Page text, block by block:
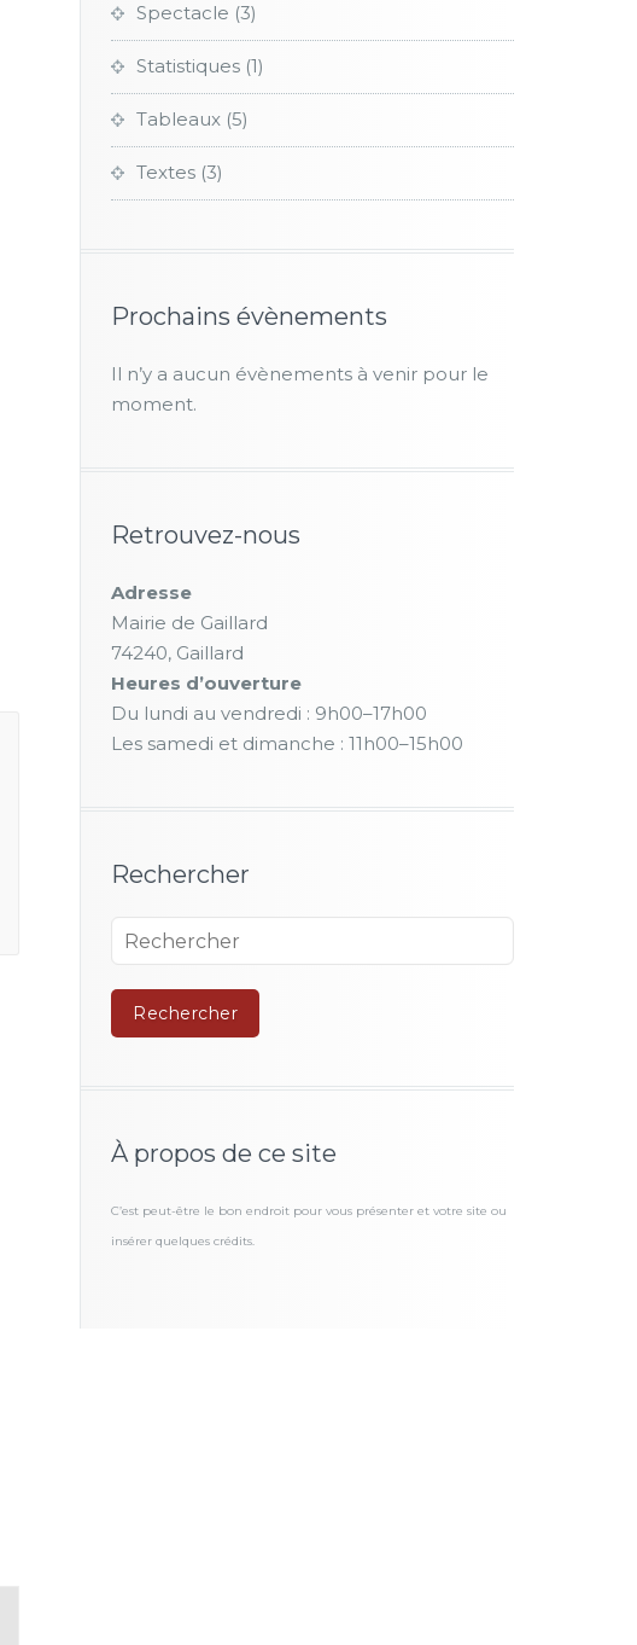
Spectacle (3)
Statistiques (1)
Tableaux (5)
Textes (3)
Prochains évènements
Il n’y a aucun évènements à venir pour le
moment.
Retrouvez-nous
Adresse
Mairie de Gaillard
74240, Gaillard
Heures d’ouverture
Du lundi au vendredi : 9h00–17h00
Les samedi et dimanche : 11h00–15h00
Rechercher
À propos de ce site
C’est peut-être le bon endroit pour vous présenter et votre site ou
insérer quelques crédits.